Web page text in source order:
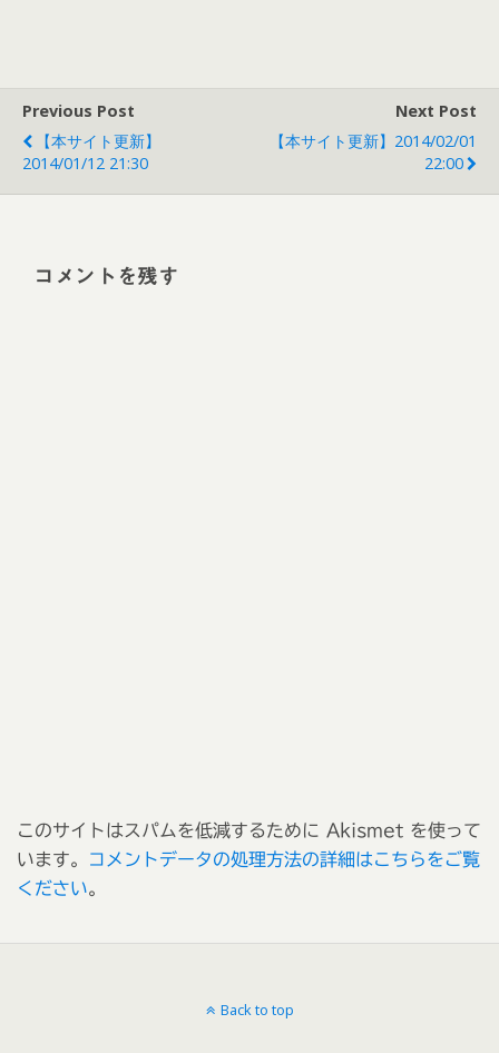
Previous Post
【本サイト更新】
2014/01/12 21:30
Next Post
【本サイト更新】2014/02/01
22:00
コメントを残す
このサイトはスパムを低減するために Akismet を使って
います。
コメントデータの処理方法の詳細はこちらをご覧
ください。
Back to top